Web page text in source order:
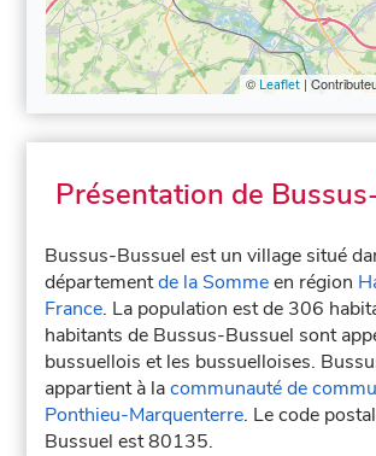
© Leaflet|
Présentation de
Bussus-Bussuel est un village situé
départementde la Sommeen région
France. La population est de 306
habitants de Bussus-Bussuel sont
bussuellois et les bussuelloises.
appartient à lacommunauté de
Ponthieu-Marquenterre. Le code
Bussuel est 80135.